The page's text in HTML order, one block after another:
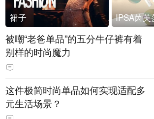
裙子
被嘲“老爸单品”的五分牛仔裤有着
别样的时尚魔力
这件极简时尚单品如何实现适配多
元生活场景？